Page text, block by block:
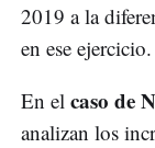
2019 a la
en ese ejercicio.
En el caso de
analizan los